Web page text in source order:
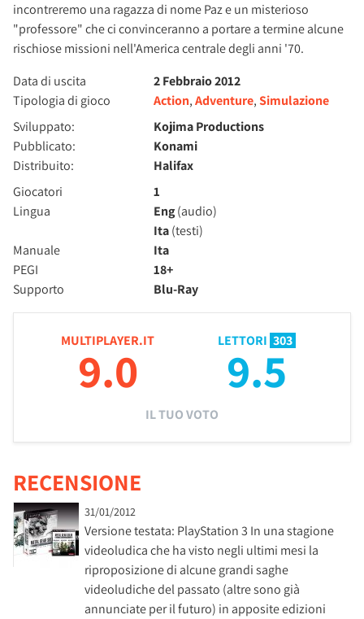
incontreremo una ragazza di nome Paz e un misterioso
"professore" che ci convinceranno a portare a termine alcune
rischiose missioni nell'America centrale degli anni '70.
Data di uscita
2 Febbraio 2012
Tipologia di gioco
Action,Adventure,Simulazione
Sviluppato:
Kojima Productions
Pubblicato:
Konami
Distribuito:
Halifax
Giocatori
1
Lingua
Eng(audio)
Ita(testi)
Manuale
Ita
PEGI
18+
Supporto
Blu-Ray
MULTIPLAYER.IT
9.0
LETTORI 303
9.5
IL TUO VOTO
RECENSIONE
31/01/2012
Versione testata: PlayStation 3 In una stagione
videoludica che ha visto negli ultimi mesi la
riproposizione di alcune grandi saghe
videoludiche del passato (altre sono già
annunciate per il futuro) in apposite edizioni